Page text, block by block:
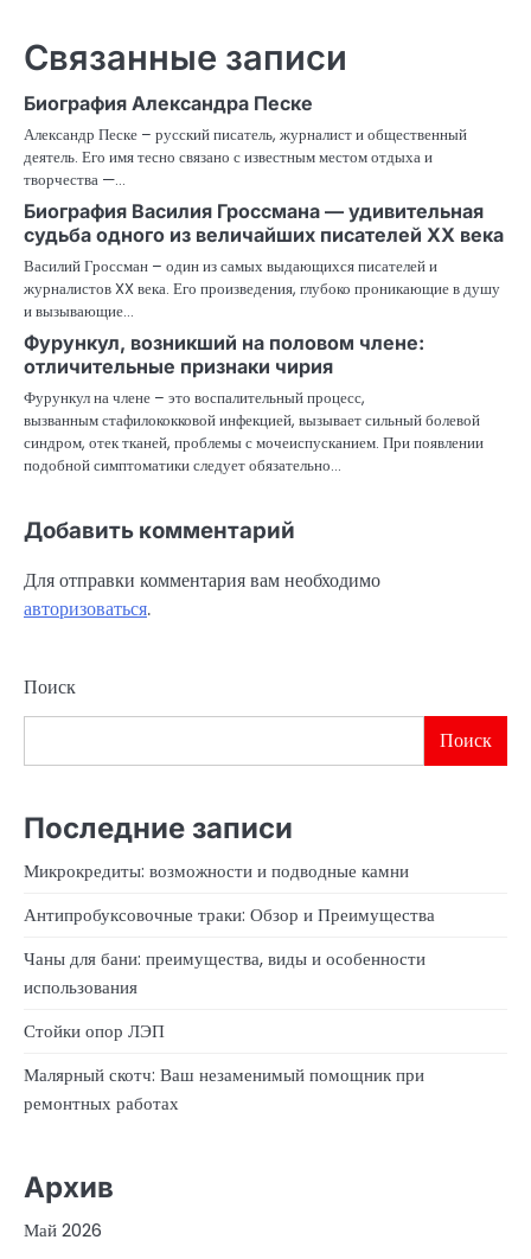
Связанные записи
Биография Александра Песке
Александр Песке – русский писатель, журналист и общественный
деятель. Его имя тесно связано с известным местом отдыха и
творчества —…
Биография Василия Гроссмана — удивительная
судьба одного из величайших писателей XX века
Василий Гроссман – один из самых выдающихся писателей и
журналистов XX века. Его произведения, глубоко проникающие в душу
и вызывающие…
Фурункул, возникший на половом члене:
отличительные признаки чирия
Фурункул на члене – это воспалительный процесс,
вызванным стафилококковой инфекцией, вызывает сильный болевой
синдром, отек тканей, проблемы с мочеиспусканием. При появлении
подобной симптоматики следует обязательно…
Добавить комментарий
Для отправки комментария вам необходимо
авторизоваться.
Поиск
Поиск
Последние записи
Микрокредиты: возможности и подводные камни
Антипробуксовочные траки: Обзор и Преимущества
Чаны для бани: преимущества, виды и особенности
использования
Стойки опор ЛЭП
Малярный скотч: Ваш незаменимый помощник при
ремонтных работах
Архив
Май 2026